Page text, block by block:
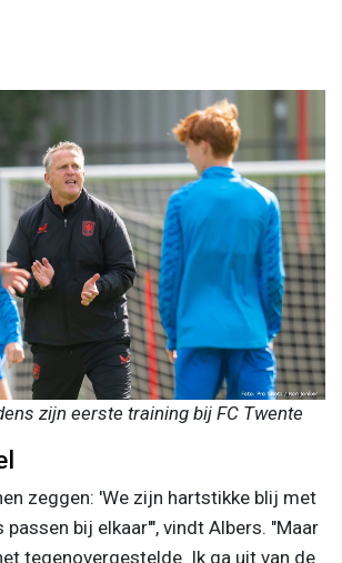
zijn eerste training bij FC Twente
zeggen: 'We zijn hartstikke blij met
passen bij elkaar'", vindt Albers. "Maar
tegenovergestelde. Ik ga uit van de